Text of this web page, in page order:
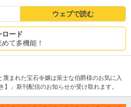
ウェブで読む
ロード
て多機能！
蔑まれた宝石令嬢は策士な伯爵様のお気に入
】」新刊配信のお知らせが受け取れます。